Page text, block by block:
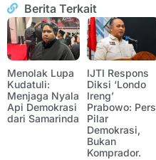
Berita Terkait
Menolak Lupa
Kudatuli:
Menjaga Nyala
Api Demokrasi
dari Samarinda
IJTI Respons
Diksi ‘Londo
Ireng’
Prabowo: Pers
Pilar
Demokrasi,
Bukan
Komprador.